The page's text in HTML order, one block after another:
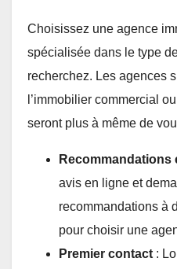
Choisissez une agence
spécialisée dans le type
recherchez. Les agences
l’immobilier commercial
seront plus à même de
Recommandations
avis en ligne et
recommandations à
pour choisir une
Premier contact :